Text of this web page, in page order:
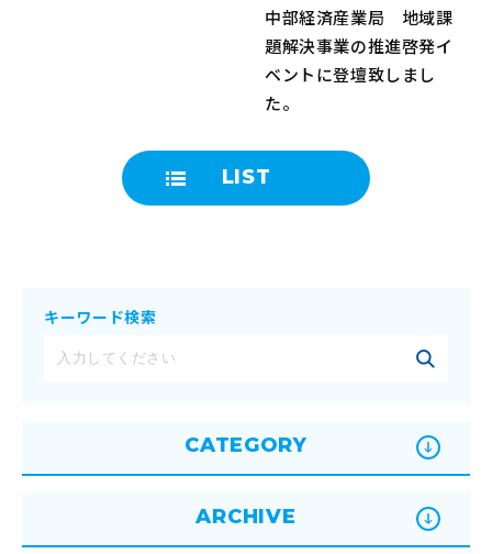
LIST
中部経済産業局 地域課
題解決事業の推進啓発イ
ベントに登壇致しまし
た。
キーワード検索
CATEGORY
ARCHIVE